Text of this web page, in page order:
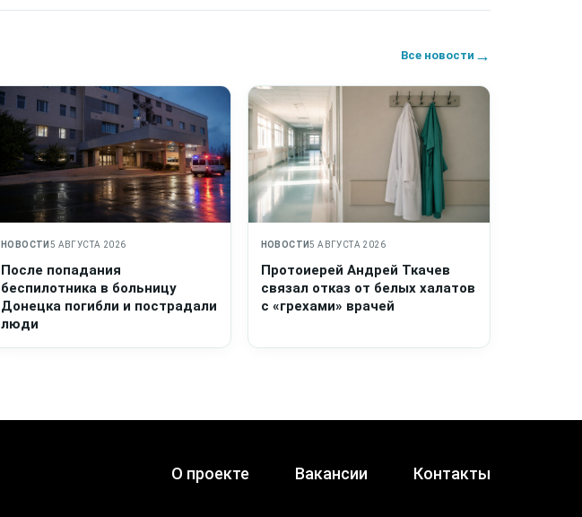
Все новости →
НОВОСТИ 5 АВГУСТА 2026
После попадания
беспилотника в больницу
Донецка погибли и пострадали
люди
НОВОСТИ5 АВГУСТА 2026
Протоиерей Андрей Ткачев
связал отказ от белых халатов
с «грехами» врачей
О проекте Вакансии Контакты